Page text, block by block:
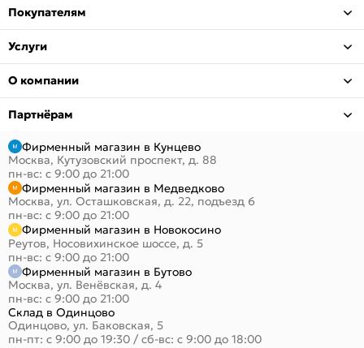
Покупателям
Услуги
О компании
Партнёрам
Фирменный магазин в Кунцево
Москва, Кутузовский проспект, д. 88
пн-вс: с 9:00 до 21:00
Фирменный магазин в Медведково
Москва, ул. Осташковская, д. 22, подъезд 6
пн-вс: с 9:00 до 21:00
Фирменный магазин в Новокосино
Реутов, Носовихинское шоссе, д. 5
пн-вс: с 9:00 до 21:00
Фирменный магазин в Бутово
Москва, ул. Венёвская, д. 4
пн-вс: с 9:00 до 21:00
Склад в Одинцово
Одинцово, ул. Баковская, 5
пн-пт: с 9:00 до 19:30 / сб-вс: с 9:00 до 18:00